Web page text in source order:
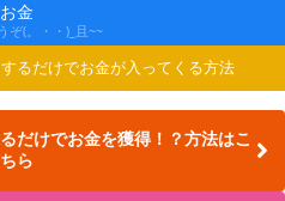
お金
ぞ(。・・)_且~~
るだけでお金が入ってくる方法
だけでお金を獲得！？方法はこ
ちら